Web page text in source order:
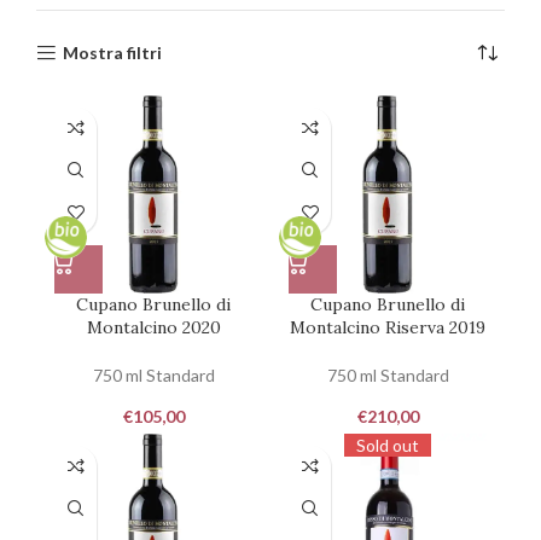
Mostra filtri
Cupano Brunello di
Montalcino 2020
750 ml Standard
€105,00
Cupano Brunello di
Montalcino Riserva 2019
750 ml Standard
€210,00
Sold out